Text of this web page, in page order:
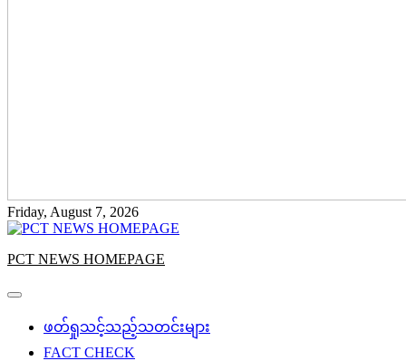
Friday, August 7, 2026
PCT NEWS HOMEPAGE
ဖတ်ရှုသင့်သည့်သတင်းများ
FACT CHECK